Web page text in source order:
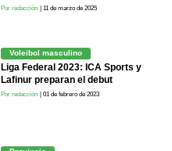
Por redacción | 11 de marzo de 2025
Voleibol masculino
Liga Federal 2023: ICA Sports y
Lafinur preparan el debut
Por redacción | 01 de febrero de 2023